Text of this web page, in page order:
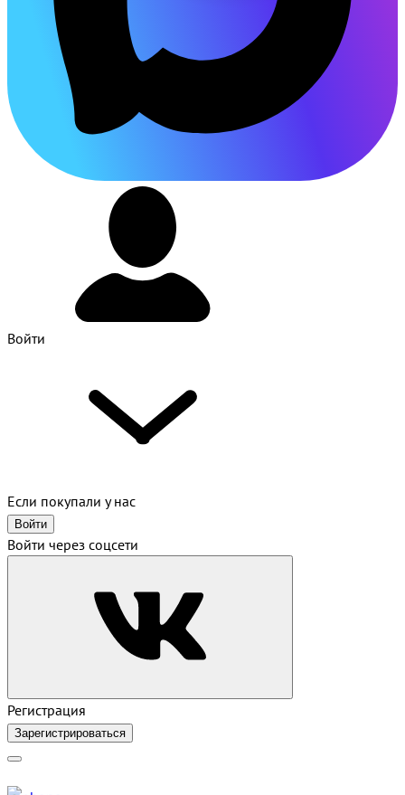
Войти
Если покупали у нас
Войти
Войти через соцсети
Регистрация
Зарегистрироваться